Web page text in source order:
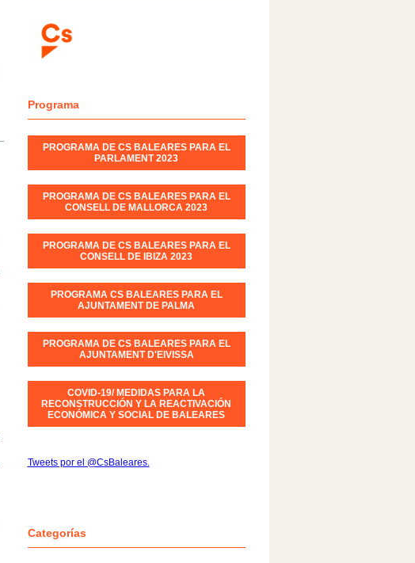
Programa
PROGRAMA DE CS BALEARES PARA EL
PARLAMENT 2023
PROGRAMA DE CS BALEARES PARA EL
CONSELL DE MALLORCA 2023
PROGRAMA DE CS BALEARES PARA EL
CONSELL DE IBIZA 2023
PROGRAMA CS BALEARES PARA EL
AJUNTAMENT DE PALMA
PROGRAMA DE CS BALEARES PARA EL
AJUNTAMENT D'EIVISSA
COVID-19/ MEDIDAS PARA LA
RECONSTRUCCIÓN Y LA REACTIVACIÓN
ECONÓMICA Y SOCIAL DE BALEARES
Tweets por el @CsBaleares.
Categorías